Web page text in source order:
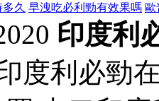
久 早洩吃必利勁有效果嗎
印度利
度利必勁